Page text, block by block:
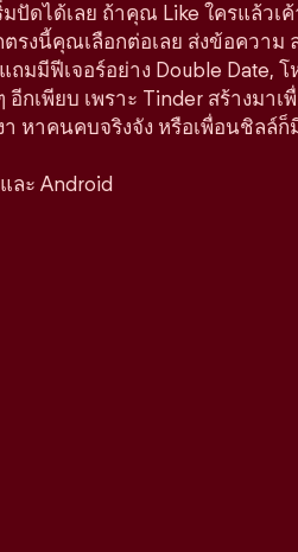
ปัดได้เลย ถ้าคุณ Like ใครแล้วเค้
รงนี้คุณเลือกต่อเลย ส่งข้อความ
ถมมีฟีเจอร์อย่าง Double Date,
กเพียบ เพราะ Tinder สร้างมาเ
หาคนคบจริงจัง หรือเพื่อนชิลล์ก็
ละ Android